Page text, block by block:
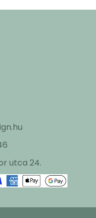
utca 24.